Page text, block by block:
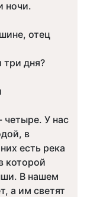
ночи.
отец
три дня?
четыре. У нас
в
есть река
которой
В нашем
а им светят